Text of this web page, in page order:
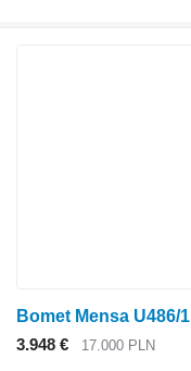
Bomet Mensa U486/1
3.948 €
17.000 PLN